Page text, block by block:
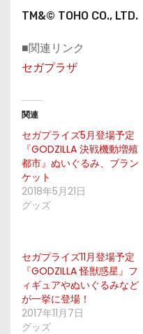
TM&© TOHO CO., LTD.
■関連リンク
セガプラザ
関連
セガプライズ5月登場予定
『GODZILLA 決戦機動増殖
都市』ぬいぐるみ、ブラン
ケット
2018年5月21日
グッズ
セガプライズ11月登場予定
『GODZILLA 怪獣惑星』フ
ィギュアやぬいぐるみなど
が一挙に登場！
2017年11月7日
グッズ